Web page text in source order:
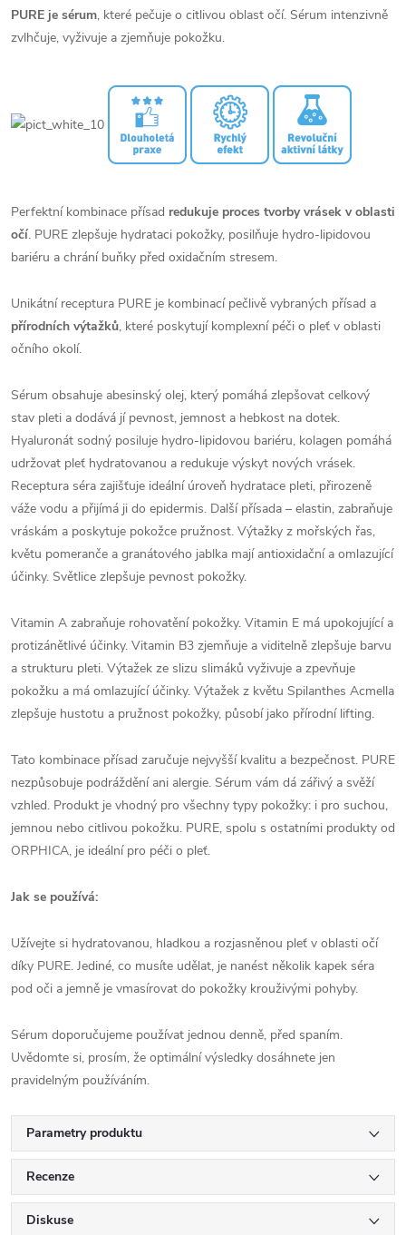
PURE je sérum, které pečuje o citlivou oblast očí. Sérum intenzivně
zvlhčuje, vyživuje a zjemňuje pokožku.
Perfektní kombinace přísad redukuje proces tvorby vrásek v oblasti
očí. PURE zlepšuje hydrataci pokožky, posilňuje hydro-lipidovou
bariéru a chrání buňky před oxidačním stresem.
Unikátní receptura PURE je kombinací pečlivě vybraných přísad a
přírodních výtažků, které poskytují komplexní péči o pleť v oblasti
očního okolí.
Sérum obsahuje abesinský olej, který pomáhá zlepšovat celkový
stav pleti a dodává jí pevnost, jemnost a hebkost na dotek.
Hyaluronát sodný posiluje hydro-lipidovou bariéru, kolagen pomáhá
udržovat pleť hydratovanou a redukuje výskyt nových vrásek.
Receptura séra zajišťuje ideální úroveň hydratace pleti, přirozeně
váže vodu a přijímá ji do epidermis. Další přísada – elastin, zabraňuje
vráskám a poskytuje pokožce pružnost. Výtažky z mořských řas,
květu pomeranče a granátového jablka mají antioxidační a omlazující
účinky. Světlice zlepšuje pevnost pokožky.
Vitamin A zabraňuje rohovatění pokožky. Vitamin E má upokojující a
protizánětlivé účinky. Vitamin B3 zjemňuje a viditelně zlepšuje barvu
a strukturu pleti. Výtažek ze slizu slimáků vyživuje a zpevňuje
pokožku a má omlazující účinky. Výtažek z květu Spilanthes Acmella
zlepšuje hustotu a pružnost pokožky, působí jako přírodní lifting.
Tato kombinace přísad zaručuje nejvyšší kvalitu a bezpečnost. PURE
nezpůsobuje podráždění ani alergie. Sérum vám dá zářivý a svěží
vzhled. Produkt je vhodný pro všechny typy pokožky: i pro suchou,
jemnou nebo citlivou pokožku. PURE, spolu s ostatními produkty od
ORPHICA, je ideální pro péči o pleť.
Jak se používá:
Užívejte si hydratovanou, hladkou a rozjasněnou pleť v oblasti očí
díky PURE. Jediné, co musíte udělat, je nanést několik kapek séra
pod oči a jemně je vmasírovat do pokožky krouživými pohyby.
Sérum doporučujeme používat jednou denně, před spaním.
Uvědomte si, prosím, že optimální výsledky dosáhnete jen
pravidelným používáním.
Parametry produktu
Recenze
Diskuse